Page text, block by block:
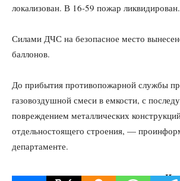
локализован. В 16-59 пожар ликвидирован.
Силами ДЧС на безопасное место
баллонов.
До прибытия противопожарной службы
газовоздушной смеси в емкости, с
повреждением металлических
отдельностоящего строения, —
департаменте.